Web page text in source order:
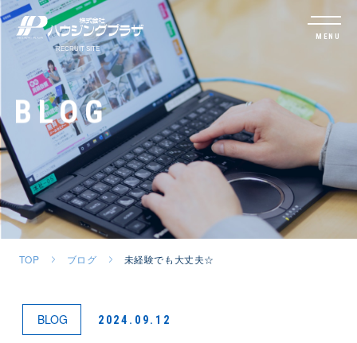
MENU
BLOG
TOP ブログ 未経験でも大丈夫☆
BLOG 2024.09.12